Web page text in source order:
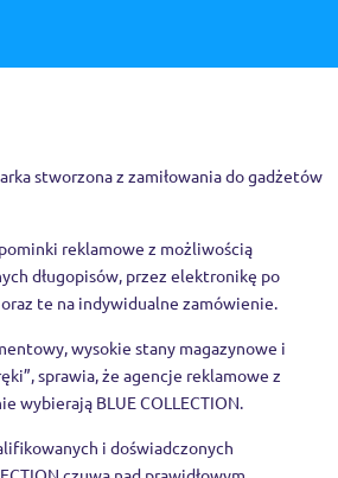
stworzona z zamiłowania do gadżetów
reklamowe z możliwością
długopisów, przez elektronikę po
te na indywidualne zamówienie.
wysokie stany magazynowe i
sprawia, że agencje reklamowe z
wybierają BLUE COLLECTION.
i doświadczonych